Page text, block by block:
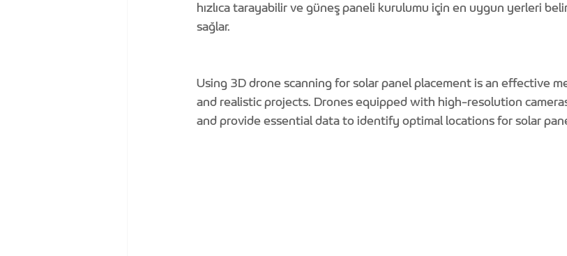
hızlıca tarayabilir ve güneş paneli kurulumu için en uygun yerleri
sağlar.
Using 3D drone scanning for solar panel placement is an effective
and realistic projects. Drones equipped with high-resolution
and provide essential data to identify optimal locations for solar